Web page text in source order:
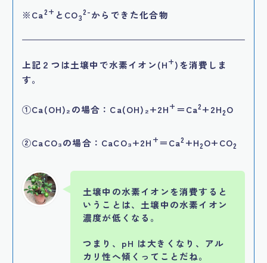
※Ca2+ とCO3
2-からできた化合物
上記２つは土壌中で水素イオン(H+)を消費しま
す。
①Ca(OH)₂の場合：Ca(OH)₂+2H+ ＝Ca2+2H2O
②CaCO₃の場合：CaCO₃+2H +＝Ca2 +H2O+CO2
土壌中の水素イオンを消費すると
いうことは、土壌中の水素イオン
濃度が低くなる。
つまり、pH は大きくなり、アル
カリ性へ傾くってことだね。